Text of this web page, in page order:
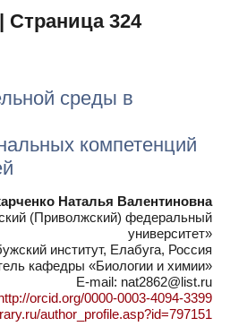
Страница 324
среды в
компетенций
Наталья Валентиновна
(Приволжский) федеральный
университет»
институт, Елабуга, Россия
кафедры «Биологии и химии»
E-mail: nat2862@list.ru
orcid.org/0000-0003-4094-3399
author_profile.asp?id=797151